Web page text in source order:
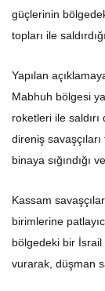
güçlerinin
topları ile
Yapılan
Mabhuh bölgesi
roketleri ile
direniş
binaya sığındığı
Kassam
birimlerine
bölgedeki bir İsrail
vurarak, düşman